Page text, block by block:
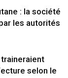
: la société
les autorités
selon le